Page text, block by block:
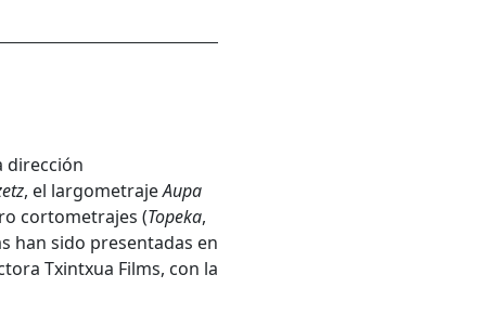
dirección
, el largometrajeAupa
cortometrajes (Topeka,
han sido presentadas en
Txintxua Films, con la